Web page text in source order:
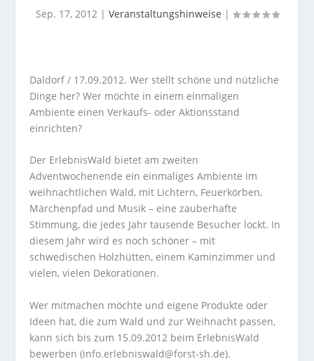
Sep. 17, 2012| Veranstaltungshinweise |
Daldorf / 17.09.2012. Wer stellt schöne und nützliche
Dinge her? Wer möchte in einem einmaligen
Ambiente einen Verkaufs- oder Aktionsstand
einrichten?
Der ErlebnisWald bietet am zweiten
Adventwochenende ein einmaliges Ambiente im
weihnachtlichen Wald, mit Lichtern, Feuerkörben,
Märchenpfad und Musik – eine zauberhafte
Stimmung, die jedes Jahr tausende Besucher lockt. In
diesem Jahr wird es noch schöner – mit
schwedischen Holzhütten, einem Kaminzimmer und
vielen, vielen Dekorationen.
Wer mitmachen möchte und eigene Produkte oder
Ideen hat, die zum Wald und zur Weihnacht passen,
kann sich bis zum 15.09.2012 beim ErlebnisWald
bewerben (info.erlebniswald@forst-sh.de).